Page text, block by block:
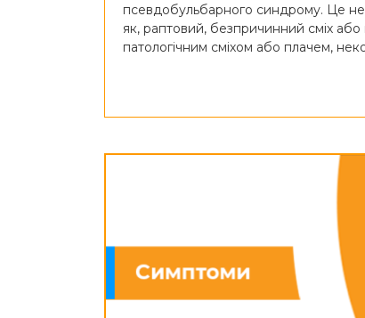
псевдобульбарного синдрому. Це
як, раптовий, безпричинний сміх
патологічним сміхом або плачем,